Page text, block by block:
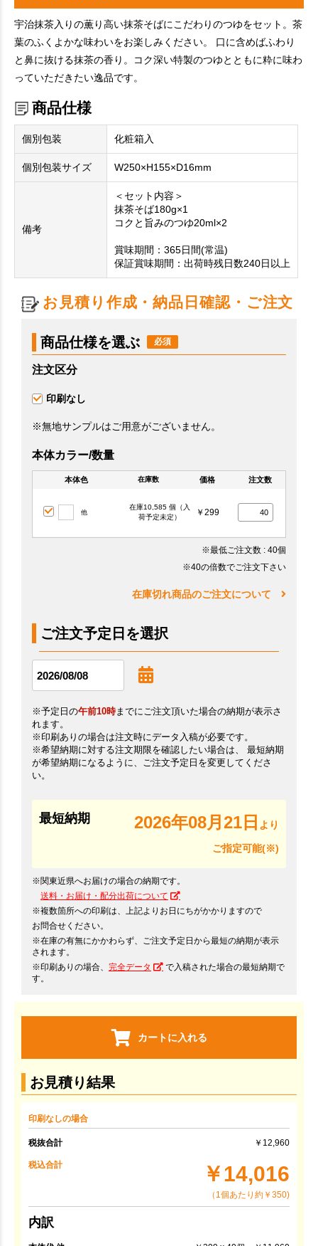
宇治抹茶入りの薫り高い抹茶そばにこだわりのつゆをセット。茶
葉のふくよかな味わいをお楽しみください。 口に含めばふわり
と鼻に抜ける抹茶の香り。コク深い特製のつゆとともに粋に味わ
っていただきたい逸品です。
商品仕様
個別包装 化粧箱入
個別包装サイズ W250×H155×D16mm
備考
＜セット内容＞
抹茶そば180g×1
コクと旨みのつゆ20ml×2
賞味期間：365日間(常温)
保証賞味期間：出荷時残日数240日以上
お見積り作成・納品日確認・ご注文
商品仕様を選ぶ
注文区分
印刷なし
※無地サンプルはご用意がございません。
本体カラー/数量
本体色 在庫数 価格 注文数
他
在庫10,585 個（入
荷予定未定）
￥299
※最低ご注文数 : 40個
※40の倍数でご注文下さい
在庫切れ商品のご注文について
ご注文予定日を選択
※予定日の午前10時までにご注文頂いた場合の納期が表示さ
れます。
※印刷ありの場合は注文時にデータ入稿が必要です。
※希望納期に対する注文期限を確認したい場合は、 最短納期
が希望納期になるように、ご注文予定日を変更してくださ
い。
最短納期 2026年08月21日 より
ご指定可能(※)
※関東近県へお届けの場合の納期です。
送料・お届け・配分出荷について
※複数箇所への印刷は、上記よりお日にちがかかりますので
お問合せください。
※在庫の有無にかかわらず、ご注文予定日から最短の納期が表示
されます。
※印刷ありの場合、 完全データ
で入稿された場合の最短納期で
す。
カートに入れる
お見積り結果
印刷なしの場合
税抜合計 ￥12,960
税込合計 ￥14,016
（1個あたり約￥350)
内訳